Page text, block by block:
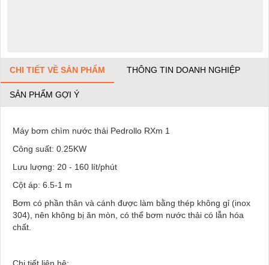
CHI TIẾT VỀ SẢN PHẨM THÔNG TIN DOANH NGHIỆP
SẢN PHẨM GỢI Ý
Máy bơm chìm nước thải Pedrollo RXm 1
Công suất: 0.25KW
Lưu lượng: 20 - 160 lít/phút
Cột áp: 6.5-1 m
Bơm có phần thân và cánh được làm bằng thép không gỉ (inox
304), nên không bị ăn mòn, có thể bơm nước thải có lẫn hóa
chất.
Chi tiết liên hệ: